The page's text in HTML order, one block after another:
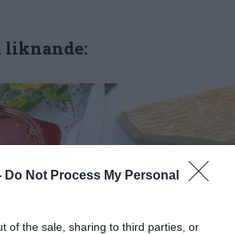
Do Not Process My Personal
of the sale, sharing to third parties, or
liknande: